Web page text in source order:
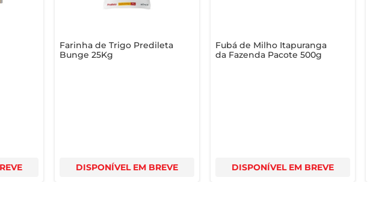
Farinha de Trigo Predileta
Bunge 25Kg
DISPONÍVEL EM BREVE
Fubá de Milho Itapuranga
da Fazenda Pacote 500g
DISPONÍVEL EM BREVE